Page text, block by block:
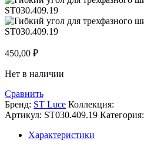
450,00 ₽
Нет в наличии
Сравнить
Бренд: ST Luce Коллекция:
Артикул: ST030.409.19 Категория:
Характеристики